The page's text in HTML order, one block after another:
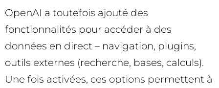
OpenAI a toutefois ajouté des
fonctionnalités pour accéder à des
données en direct – navigation, plugins,
outils externes (recherche, bases, calculs).
Une fois activées, ces options permettent à